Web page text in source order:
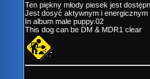
Ten piękny młody piesek jest
Jest dosyć aktywnym i energicznym
In album male puppy.02
This dog can be DM & MDR1 clear